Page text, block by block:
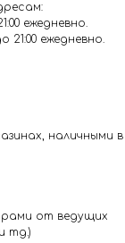
ежедневно.
21:00 ежедневно.
наличными в
от ведущих
тд.)